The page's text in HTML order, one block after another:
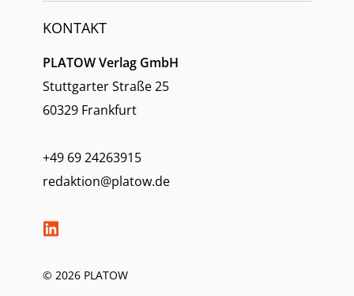
KONTAKT
PLATOW Verlag GmbH
Stuttgarter Straße 25
60329 Frankfurt
+49 69 24263915
redaktion@platow.de
© 2026 PLATOW